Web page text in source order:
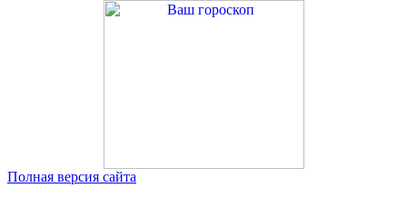
Полная версия сайта